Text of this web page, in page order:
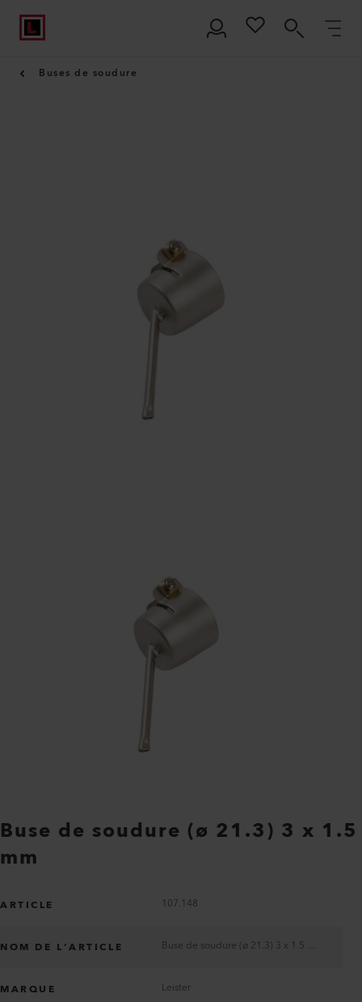
Buses de soudure
Buse de soudure (ø 21.3) 3 x 1.5
mm
ARTICLE 107.148
NOM DE L’ARTICLE
MARQUE Leister